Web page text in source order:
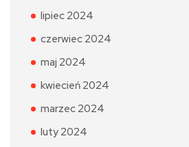
lipiec 2024
czerwiec 2024
maj 2024
kwiecień 2024
marzec 2024
luty 2024